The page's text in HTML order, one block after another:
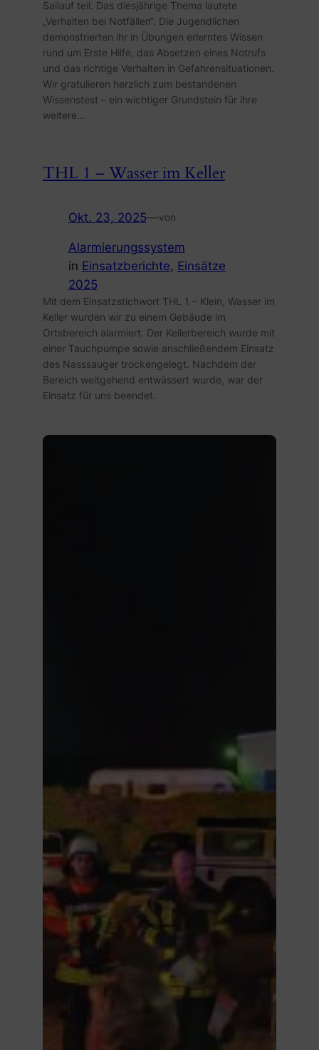
Sailauf teil. Das diesjährige Thema lautete
„Verhalten bei Notfällen“. Die Jugendlichen
demonstrierten ihr in Übungen erlerntes Wissen
rund um Erste Hilfe, das Absetzen eines Notrufs
und das richtige Verhalten in Gefahrensituationen.
Wir gratulieren herzlich zum bestandenen
Wissenstest – ein wichtiger Grundstein für ihre
weitere…
THL 1 – Wasser im Keller
Okt. 23, 2025—von
Alarmierungssystem
in Einsatzberichte, Einsätze
2025
Mit dem Einsatzstichwort THL 1 – Klein, Wasser im
Keller wurden wir zu einem Gebäude im
Ortsbereich alarmiert. Der Kellerbereich wurde mit
einer Tauchpumpe sowie anschließendem Einsatz
des Nasssauger trockengelegt. Nachdem der
Bereich weitgehend entwässert wurde, war der
Einsatz für uns beendet.